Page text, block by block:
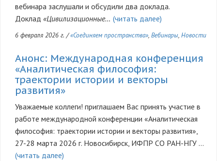
вебинара заслушали и обсудили два доклада.
Доклад «Цивилизационные… (читать далее)
6 февраля 2026 г. /«Соединяем пространства», Вебинары, Новости
Анонс: Международная конференция
«Аналитическая философия:
траектории истории и векторы
развития»
Уважаемые коллеги! приглашаем Вас принять участие в
работе международной конференции «Аналитическая
философия: траектории истории и векторы развития»,
27-28 марта 2026 г. Новосибирск, ИФПР СО РАН-НГУ …
(читать далее)